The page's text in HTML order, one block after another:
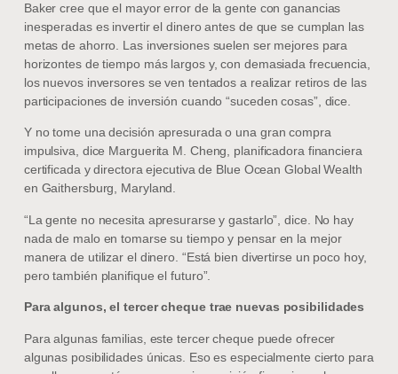
Baker cree que el mayor error de la gente con ganancias
inesperadas es invertir el dinero antes de que se cumplan las
metas de ahorro. Las inversiones suelen ser mejores para
horizontes de tiempo más largos y, con demasiada frecuencia,
los nuevos inversores se ven tentados a realizar retiros de las
participaciones de inversión cuando “suceden cosas”, dice.
Y no tome una decisión apresurada o una gran compra
impulsiva, dice Marguerita M. Cheng, planificadora financiera
certificada y directora ejecutiva de Blue Ocean Global Wealth
en Gaithersburg, Maryland.
“La gente no necesita apresurarse y gastarlo”, dice. No hay
nada de malo en tomarse su tiempo y pensar en la mejor
manera de utilizar el dinero. “Está bien divertirse un poco hoy,
pero también planifique el futuro”.
Para algunos, el tercer cheque trae nuevas posibilidades
Para algunas familias, este tercer cheque puede ofrecer
algunas posibilidades únicas. Eso es especialmente cierto para